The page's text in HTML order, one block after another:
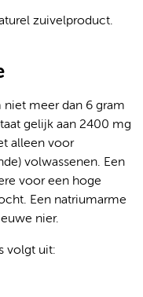
zuivelproduct.
meer dan 6 gram
gelijk aan 2400 mg
alleen voor
volwassenen. Een
voor een hoge
Een natriumarme
nier.
volgt uit: